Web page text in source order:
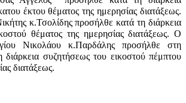
έκτου θέματος της ημερησίας διατάξεως.
κ.Τσολίδης προσήλθε κατά τη διάρκεια
θέματος της ημερησίας διατάξεως. Ο
Νικολάου κ.Παρδάλης προσήλθε στη
διάρκεια συζητήσεως του εικοστού πέμπτου
διατάξεως.